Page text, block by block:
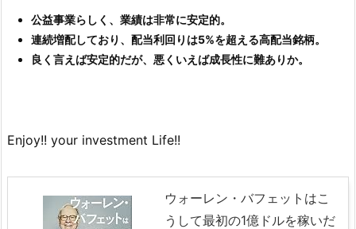
公益事業らしく、業績は非常に安定的。
連続増配しており、配当利回りは5%を超える高配当銘柄。
良く言えば安定的だが、悪くいえば成長性に難ありか。
Enjoy!! your investment Life!!
ウォーレン・バフェットはこ
うして最初の1億ドルを稼いだ